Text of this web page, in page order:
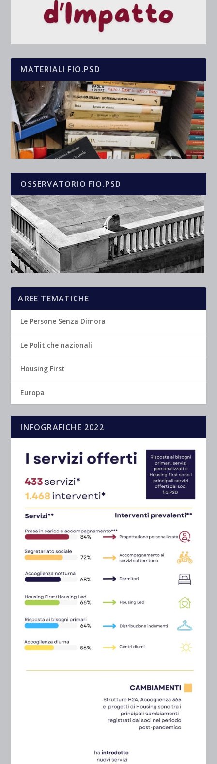
MATERIALI FIO.PSD
OSSERVATORIO FIO.PSD
AREE TEMATICHE
Le Persone Senza Dimora
Le Politiche nazionali
Housing First
Europa
INFOGRAFICHE 2022